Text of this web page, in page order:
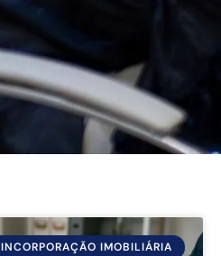
INCORPORAÇÃO IMOBILIÁRIA